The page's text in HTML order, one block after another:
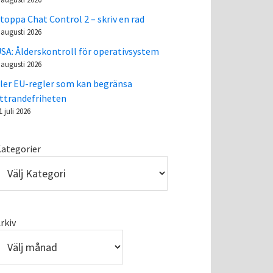
Chat Control 2 – skriv en rad
2026
Ålderskontroll för operativsystem
2026
EU-regler som kan begränsa
juli 2026